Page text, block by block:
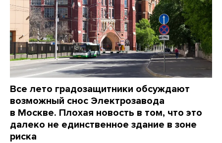
Все лето градозащитники обсуждают
возможный снос Электрозавода
в Москве. Плохая новость в том, что это
далеко не единственное здание в зоне
риска